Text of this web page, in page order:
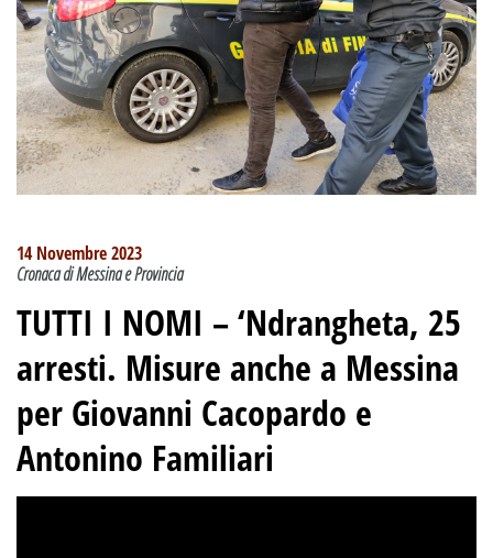
14 Novembre 2023
Cronaca di Messina e Provincia
TUTTI I NOMI – ‘Ndrangheta, 25
arresti. Misure anche a Messina
per Giovanni Cacopardo e
Antonino Familiari